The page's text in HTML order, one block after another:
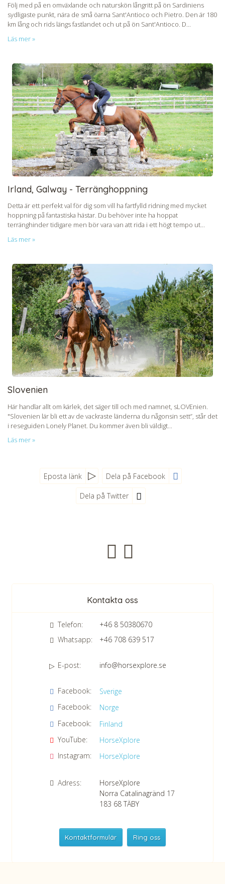
Följ med på en omväxlande och naturskön långritt på ön Sardiniens
sydligaste punkt, nära de små öarna Sant'Antioco och Pietro. Den är 180
km lång och rids längs fastlandet och ut på ön Sant'Antioco. D...
Läs mer »
Irland, Galway - Terränghoppning
Detta är ett perfekt val för dig som vill ha fartfylld ridning med mycket
hoppning på fantastiska hästar. Du behöver inte ha hoppat
terränghinder tidigare men bör vara van att rida i ett högt tempo ut...
Läs mer »
Slovenien
Här handlar allt om kärlek, det säger till och med namnet, sLOVEnien.
"Slovenien lär bli ett av de vackraste länderna du någonsin sett”, står det
i reseguiden Lonely Planet. Du kommer även bli väldigt...
Läs mer »
Eposta länk Dela på Facebook
Dela på Twitter
Nyhetsbrev
Jag samtycker till dataskyddspolicyn.
Läs vår dataskyddspolicy här »
Kontakta oss
Telefon:
+46 8 50380670
Whatsapp:
+46 708 639 517
E-post: info@horsexplore.se
Facebook:
Sverige
Facebook:
Norge
Facebook:
Finland
YouTube:
HorseXplore
Instagram:
HorseXplore
Adress:
HorseXplore
Norra Catalinagränd 17
183 68 TÄBY
Kontaktformulär Ring oss